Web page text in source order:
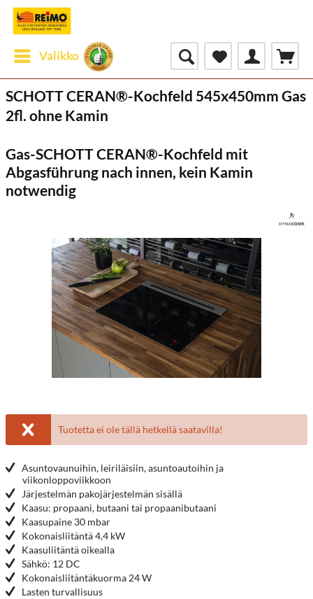
Valikko
SCHOTT CERAN®-Kochfeld 545x450mm Gas
2fl. ohne Kamin
Gas-SCHOTT CERAN®-Kochfeld mit
Abgasführung nach innen, kein Kamin
notwendig
Tuotetta ei ole tällä hetkellä saatavilla!
Asuntovaunuihin, leiriläisiin, asuntoautoihin ja
viikonloppoviikkoon
Järjestelmän pakojärjestelmän sisällä
Kaasu: propaani, butaani tai propaanibutaani
Kaasupaine 30 mbar
Kokonaisliitäntä 4,4 kW
Kaasuliitäntä oikealla
Sähkö: 12 DC
Kokonaisliitäntäkuorma 24 W
Lasten turvallisuus